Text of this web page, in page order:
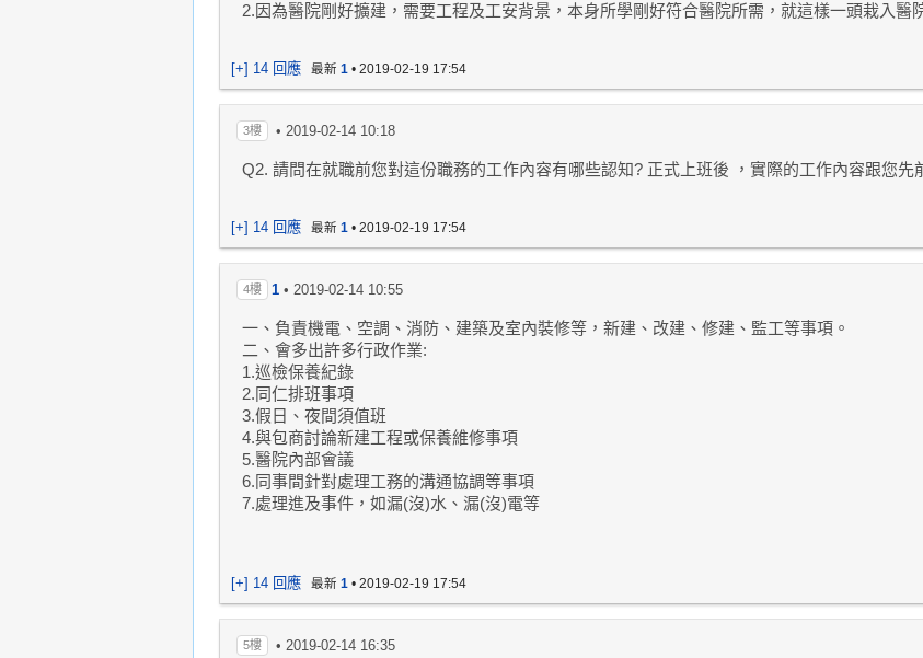
2.因為醫院剛好擴建，需要工程及工安背景，本身所學剛好符合醫院所需，就這樣一頭栽入醫
[+] 14 回應 最新 1 • 2019-02-19 17:54
3樓 • 2019-02-14 10:18
Q2. 請問在就職前您對這份職務的工作內容有哪些認知? 正式上班後 ，實際的工作內容跟您先
[+] 14 回應 最新 1 • 2019-02-19 17:54
4樓 1 • 2019-02-14 10:55
一、負責機電、空調、消防、建築及室內裝修等，新建、改建、修建、監工等事項。
二、會多出許多行政作業:
1.巡檢保養紀錄
2.同仁排班事項
3.假日、夜間須值班
4.與包商討論新建工程或保養維修事項
5.醫院內部會議
6.同事間針對處理工務的溝通協調等事項
7.處理進及事件，如漏(沒)水、漏(沒)電等
[+] 14 回應 最新 1 • 2019-02-19 17:54
5樓 • 2019-02-14 16:35